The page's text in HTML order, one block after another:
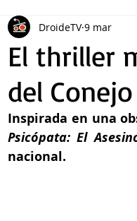
tu talento Relatos
Tecnología
El thriller
del
DroideTV 9 mar
Psicópata: El
nacional.